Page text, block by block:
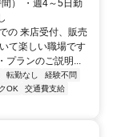
） ・週4～5日勤
の 来店受付、販売
て楽しい職場です
ランのご説明...
転勤なし
経験不問
OK
交通費支給